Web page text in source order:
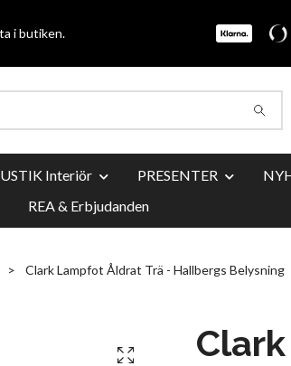
i butiken.
Interiör PRESENTER
REA & Erbjudanden
Clark Lampfot Åldrat Trä - Hallbergs Belysning